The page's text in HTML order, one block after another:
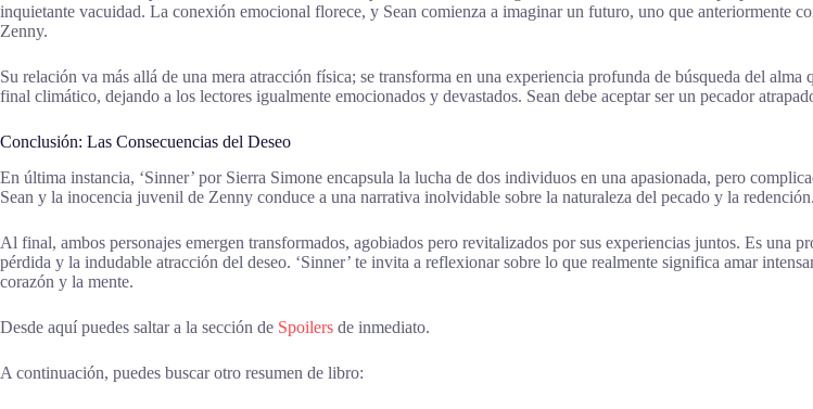
inquietante vacuidad. La conexión emocional florece, y Sean comienza a imaginar un futuro, uno que anteriormente
Zenny.
Su relación va más allá de una mera atracción física; se transforma en una experiencia profunda de búsqueda del
final climático, dejando a los lectores igualmente emocionados y devastados. Sean debe aceptar ser un pecador
Conclusión: Las Consecuencias del Deseo
En última instancia, ‘Sinner’ por Sierra Simone encapsula la lucha de dos individuos en una apasionada, pero
Sean y la inocencia juvenil de Zenny conduce a una narrativa inolvidable sobre la naturaleza del pecado y la
Al final, ambos personajes emergen transformados, agobiados pero revitalizados por sus experiencias juntos. Es una
pérdida y la indudable atracción del deseo. ‘Sinner’ te invita a reflexionar sobre lo que realmente significa amar
corazón y la mente.
Desde aquí puedes saltar a la sección de Spoilers de inmediato.
A continuación, puedes buscar otro resumen de libro: